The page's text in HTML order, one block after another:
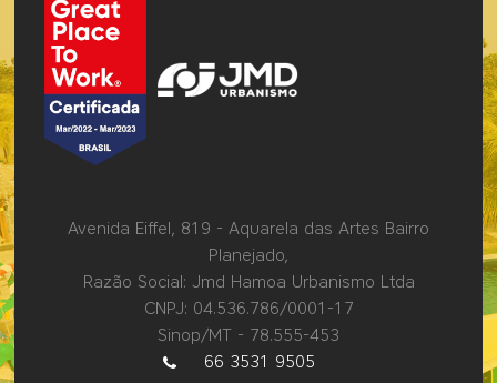
Avenida Eiffel, 819 - Aquarela das Artes Bairro
Planejado,
Razão Social: Jmd Hamoa Urbanismo Ltda
CNPJ: 04.536.786/0001-17
Sinop/MT - 78.555-453
66 3531 9505